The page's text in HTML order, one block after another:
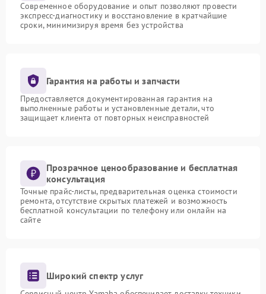
Современное оборудование и опыт позволяют провести
экспресс-диагностику и восстановление в кратчайшие
сроки, минимизируя время без устройства
Гарантия на работы и запчасти
Предоставляется документированная гарантия на
выполненные работы и установленные детали, что
защищает клиента от повторных неисправностей
Прозрачное ценообразование и бесплатная
консультация
Точные прайс-листы, предварительная оценка стоимости
ремонта, отсутствие скрытых платежей и возможность
бесплатной консультации по телефону или онлайн на
сайте
Широкий спектр услуг